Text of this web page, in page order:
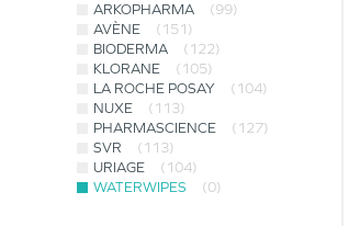
ARKOPHARMA
(99)
AVÈNE
(151)
BIODERMA
(122)
KLORANE
(105)
LA ROCHE POSAY
(104)
NUXE
(113)
PHARMASCIENCE
(127)
SVR
(113)
URIAGE
(104)
WATERWIPES
(0)